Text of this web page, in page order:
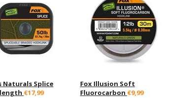
Naturals Splice
€17,99
Fox Illusion Soft
Fluorocarbon €9,99